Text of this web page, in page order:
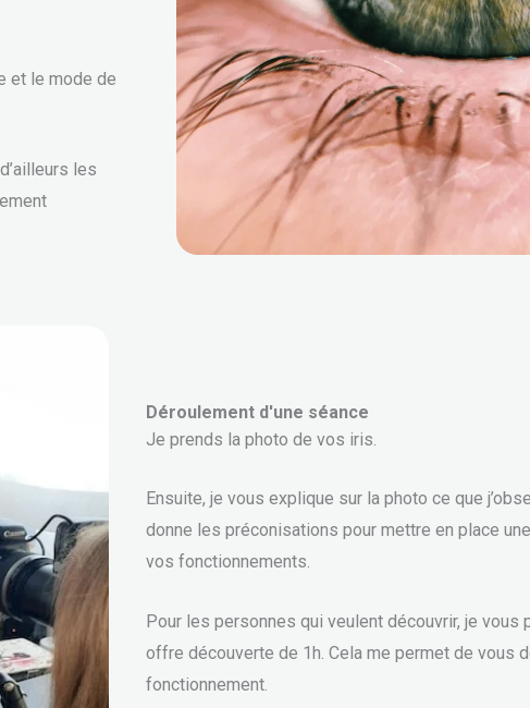
et le mode de
les
Déroulement d'une séance
Je prends la photo de vos iris.
Ensuite, je vous explique sur la photo ce que
donne les préconisations pour mettre en place
vos fonctionnements.
Pour les personnes qui veulent découvrir, je vous
offre découverte de 1h. Cela me permet de vous
fonctionnement.